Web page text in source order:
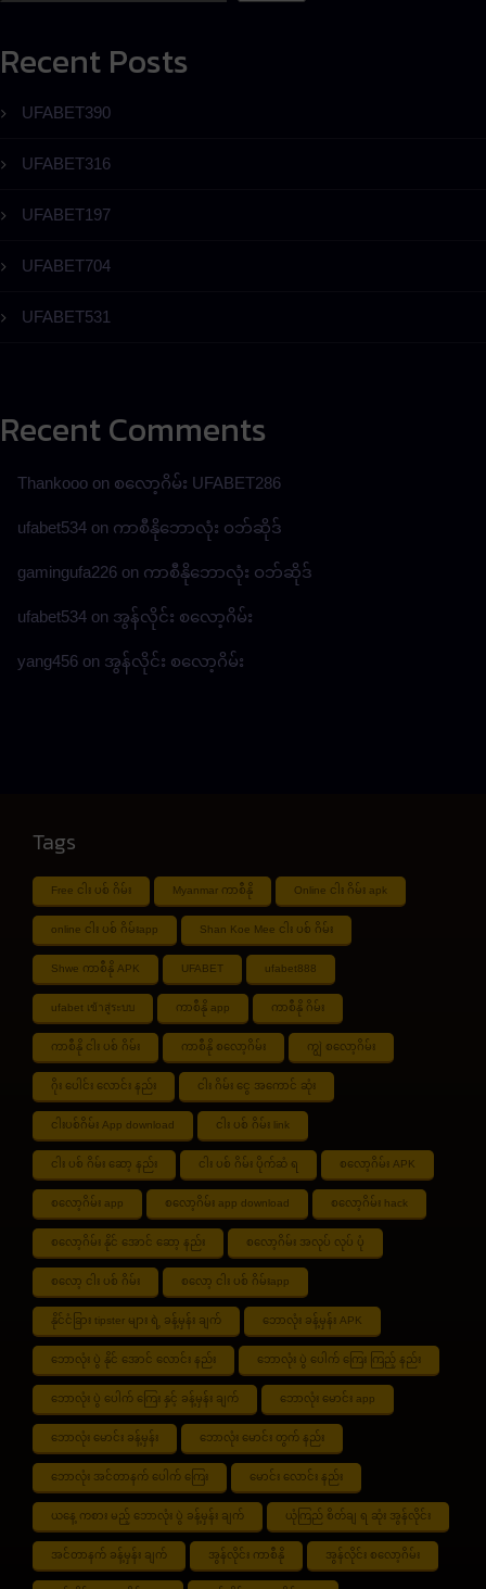
Recent Posts
UFABET390
UFABET316
UFABET197
UFABET704
UFABET531
Recent Comments
Thankooo on စလော့ဂိမ်း UFABET286
ufabet534 on ကာစီနိုဘောလုံး ဝဘ်ဆိုဒ်
gamingufa226 on ကာစီနိုဘောလုံး ဝဘ်ဆိုဒ်
ufabet534 on အွန်လိုင်း စလော့ဂိမ်း
yang456 on အွန်လိုင်း စလော့ဂိမ်း
Tags
Free ငါး ပစ် ဂိမ်း Myanmar ကာစီနို Online ငါး ဂိမ်း apk
online ငါး ပစ် ဂိမ်းapp Shan Koe Mee ငါး ပစ် ဂိမ်း
Shwe ကာစီနို APK UFABET ufabet888
ufabet เข้าสู่ระบบ ကာစီနို app ကာစီနို ဂိမ်း
ကာစီနို ငါး ပစ် ဂိမ်း ကာစီနို စလော့ဂိမ်း ကျွဲ စလော့ဂိမ်း
ဂိုး ပေါင်း လောင်း နည်း ငါး ဂိမ်း ငွေ အကောင် ဆုံး
ငါးပစ်ဂိမ်း App download ငါး ပစ် ဂိမ်း link
ငါး ပစ် ဂိမ်း ဆော့ နည်း ငါး ပစ် ဂိမ်း ပိုက်ဆံ ရ စလော့ဂိမ်း APK
စလော့ဂိမ်း app စလော့ဂိမ်း app download စလော့ဂိမ်း hack
စလော့ဂိမ်း နိုင် အောင် ဆော့ နည်း စလော့ဂိမ်း အလုပ် လုပ် ပုံ
စလော့ ငါး ပစ် ဂိမ်း စလော့ ငါး ပစ် ဂိမ်းapp
နိုင်ငံခြား tipster များ ရဲ့ ခန့်မှန်း ချက် ဘောလုံး ခန့်မှန်း APK
ဘောလုံး ပွဲ နိုင် အောင် လောင်း နည်း ဘောလုံး ပွဲ ပေါက် ကြေး ကြည့် နည်း
ဘောလုံး ပွဲ ပေါက် ကြေး နှင့် ခန့်မှန်း ချက် ဘောလုံး မောင်း app
ဘောလုံး မောင်း ခန့်မှန်း ဘောလုံး မောင်း တွက် နည်း
ဘောလုံး အင်တာနက် ပေါက် ကြေး မောင်း လောင်း နည်း
ယနေ့ ကစား မည့် ဘောလုံး ပွဲ ခန့်မှန်း ချက် ယုံကြည် စိတ်ချ ရ ဆုံး အွန်လိုင်း
အင်တာနက် ခန့်မှန်း ချက် အွန်လိုင်း ကာစီနို အွန်လိုင်း စလော့ဂိမ်း